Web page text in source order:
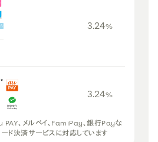
3.24%
3.24%
、メルペイ、FamiPay、銀行Payな
ド決済サービスに対応しています